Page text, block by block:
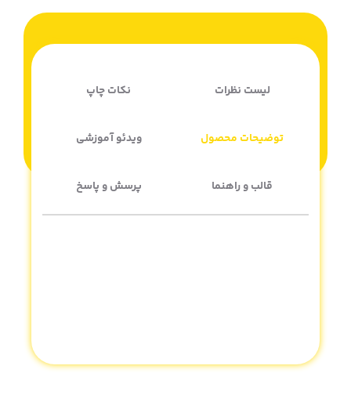
لیست نظرات نکات چاپ
توضیحات محصول ویدئو آموزشی
قالب و راهنما پرسش و پاسخ